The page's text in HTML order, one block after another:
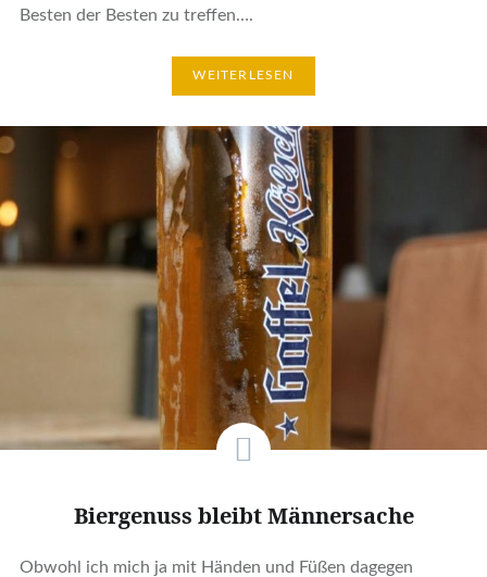
Besten der Besten zu treffen….
WEITERLESEN
Biergenuss bleibt Männersache
Obwohl ich mich ja mit Händen und Füßen dagegen